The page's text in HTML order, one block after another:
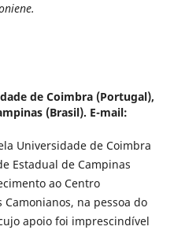
de Coimbra (Portugal),
(Brasil). E-mail:
Universidade de Coimbra
Estadual de Campinas
ao Centro
na pessoa do
apoio foi imprescindível